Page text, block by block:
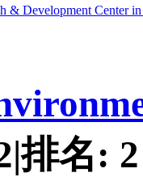
& Development Center
|排名: 2